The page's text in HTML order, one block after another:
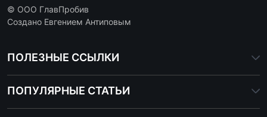
© ООО ГлавПробив
Создано Евгением Антиповым
ПОЛЕЗНЫЕ ССЫЛКИ
ПОПУЛЯРНЫЕ СТАТЬИ